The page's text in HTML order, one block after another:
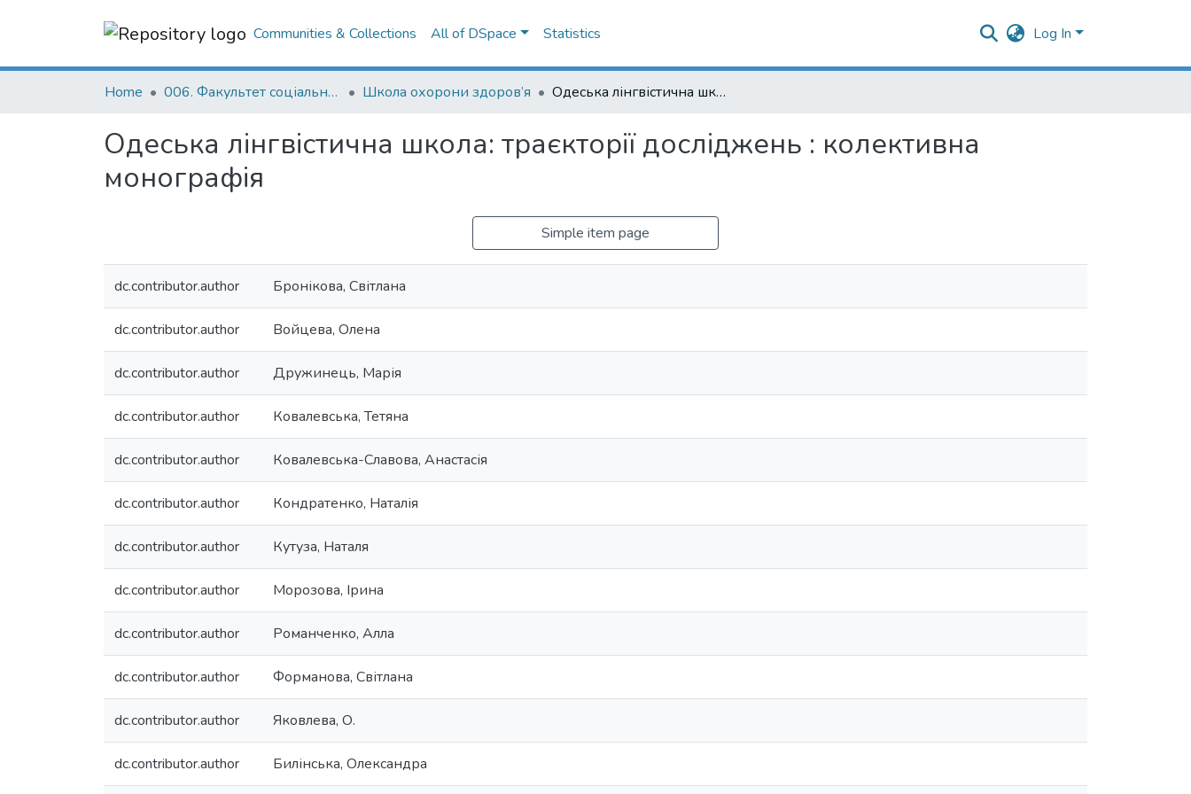
Communities & Collections All of DSpace Statistics Log In
Home 006. Факультет соціальних наук і соціальних технологій Школа охорони здоров’я Одеська лінгвістична школа: траєкторії досліджень : колективна монографія
Одеська лінгвістична школа: траєкторії досліджень : колективна
монографія
Simple item page
dc.contributor.author Бронікова, Світлана
dc.contributor.author Войцева, Олена
dc.contributor.author Дружинець, Марія
dc.contributor.author Ковалевська, Тетяна
dc.contributor.author Ковалевська-Славова, Анастасія
dc.contributor.author Кондратенко, Наталія
dc.contributor.author Кутуза, Наталя
dc.contributor.author Морозова, Ірина
dc.contributor.author Романченко, Алла
dc.contributor.author Форманова, Світлана
dc.contributor.author Яковлева, О.
dc.contributor.author Билінська, Олександра